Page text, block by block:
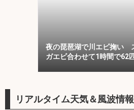
夜の琵琶湖で川エビ掬い
ガエビ合わせて1時間で62
リアルタイム天気＆風波情報